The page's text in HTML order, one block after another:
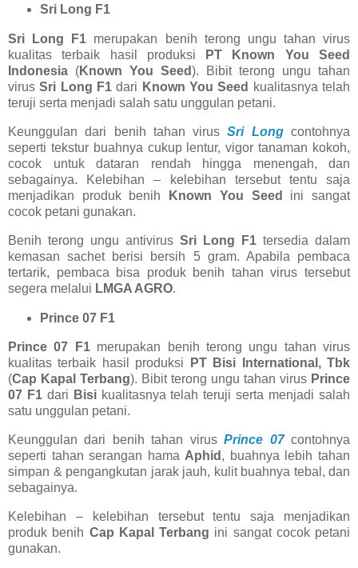
Sri Long F1
Sri Long F1 merupakan benih terong ungu tahan virus
kualitas terbaik hasil produksi
PT Known You Seed
Indonesia (Known You Seed). Bibit terong ungu tahan
virusSri Long F1 dari Known You Seed
kualitasnya telah
teruji serta menjadi salah satu unggulan petani.
Keunggulan dari benih tahan virusSri Longcontohnya
seperti tekstur buahnya cukup lentur, vigor tanaman kokoh,
cocok untuk dataran rendah hingga menengah, dan
sebagainya. Kelebihan – kelebihan tersebut tentu saja
menjadikan produk benih
Known You Seed
ini sangat
cocok petani gunakan.
Benih terong ungu antivirus Sri Long F1 tersedia dalam
kemasan sachet berisi bersih 5 gram. Apabila pembaca
tertarik, pembaca bisa produk benih tahan virus tersebut
segera melalui LMGA AGRO.
Prince 07 F1
Prince 07 F1merupakan benih terong ungu tahan virus
kualitas terbaik hasil produksi
PT Bisi International, Tbk
(Cap Kapal Terbang). Bibit terong ungu tahan virus Prince
07 F1dari Bisikualitasnya telah teruji serta menjadi salah
satu unggulan petani.
Keunggulan dari benih tahan virusPrince 07contohnya
seperti tahan serangan hama Aphid , buahnya lebih tahan
simpan & pengangkutan jarak jauh, kulit buahnya tebal, dan
sebagainya.
Kelebihan – kelebihan tersebut tentu saja menjadikan
produk benih Cap Kapal Terbang ini sangat cocok petani
gunakan.